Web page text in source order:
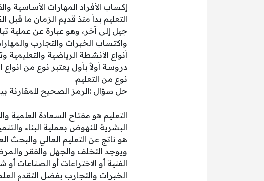
إكساب الأفراد المهارات الأساسية
التعليم بدأ منذ قديم الزمان ما
جيل إلى آخر، وهو عبارة عن عملية
واكتساب الخبرات والتجارب
أنواع الأنشطة الرياضية
دروسة أولاً بأول يعتبر نوع من انواع
نوع من التعليم.
حل سؤال :الرمز الصحيح للمقارنة بين العددين (۹ +
التعليم هو مفتاح السعادة العلمية
البشرية للنهوض بعملية البناء
هو ناتج عن التعليم العالي والبحث
ويوجد التخلف والجهل والفقر
الفنية أو الاختراعات أو الصناعات
الخبرات والتجارب بفضل التقدم